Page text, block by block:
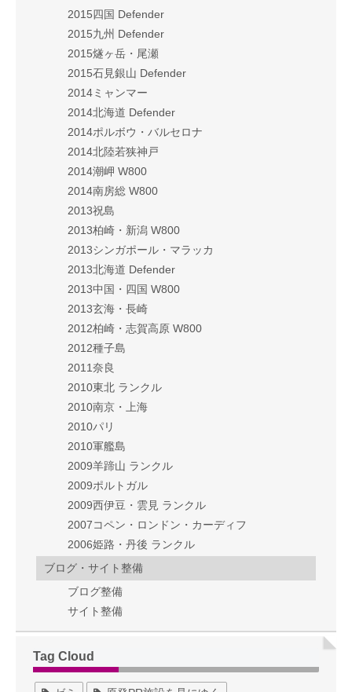
2015四国 Defender
2015九州 Defender
2015燧ヶ岳・尾瀬
2015石見銀山 Defender
2014ミャンマー
2014北海道 Defender
2014ポルボウ・バルセロナ
2014北陸若狭神戸
2014潮岬 W800
2014南房総 W800
2013祝島
2013柏崎・新潟 W800
2013シンガポール・マラッカ
2013北海道 Defender
2013中国・四国 W800
2013玄海・長崎
2012柏崎・志賀高原 W800
2012種子島
2011奈良
2010東北 ランクル
2010南京・上海
2010パリ
2010軍艦島
2009羊蹄山 ランクル
2009ポルトガル
2009西伊豆・雲見 ランクル
2007コペン・ロンドン・カーディフ
2006姫路・丹後 ランクル
ブログ・サイト整備
ブログ整備
サイト整備
Tag Cloud